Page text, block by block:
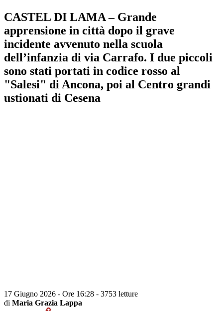
CASTEL DI LAMA – Grande
apprensione in città dopo il grave
incidente avvenuto nella scuola
dell’infanzia di via Carrafo. I due piccoli
sono stati portati in codice rosso al
"Salesi" di Ancona, poi al Centro grandi
ustionati di Cesena
17 Giugno 2026 - Ore 16:28 - 3753 letture
di Maria Grazia Lappa